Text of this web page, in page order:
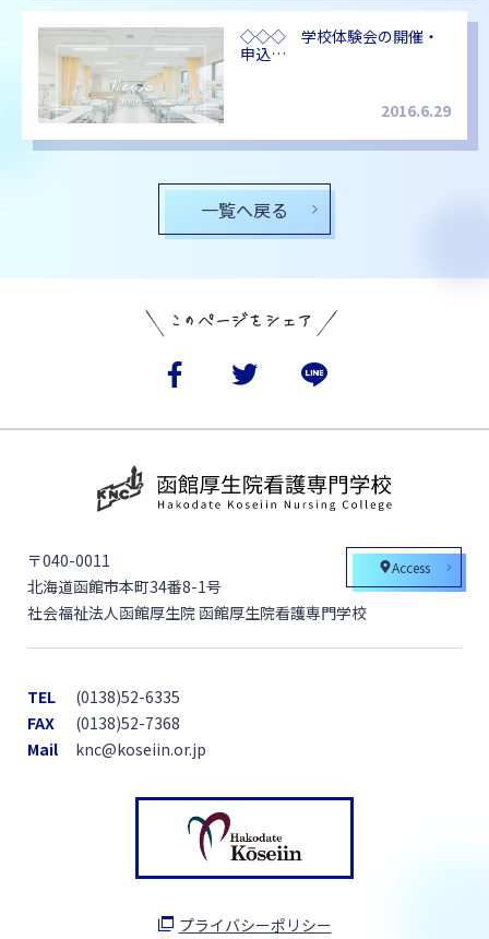
一覧へ戻る
◇◇◇ 学校体験会の開催・
申込…
2016.6.29
Access
〒040-0011
北海道函館市本町34番8-1号
社会福祉法人函館厚生院 函館厚生院看護専門学校
TEL
(0138)52-6335
FAX
(0138)52-7368
Mail
knc@koseiin.or.jp
プライバシーポリシー